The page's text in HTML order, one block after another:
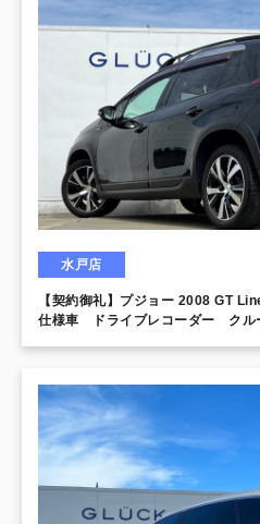
水戸店
【契約御礼】プジョー 2008 GT
仕様車 ドライブレコーダー クル